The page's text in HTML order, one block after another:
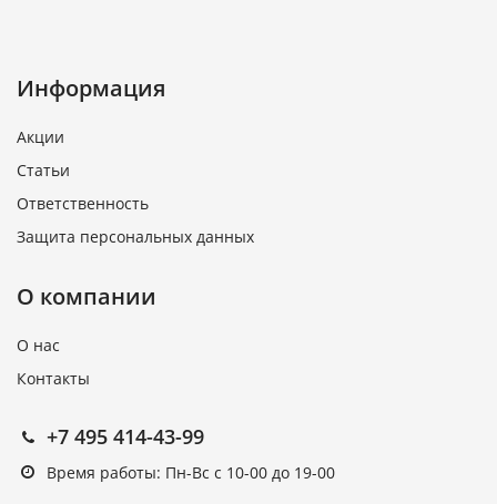
Информация
Акции
Статьи
Ответственность
Защита персональных данных
О компании
О нас
Контакты
+7 495 414-43-99
Время работы: Пн-Вс с 10-00 до 19-00